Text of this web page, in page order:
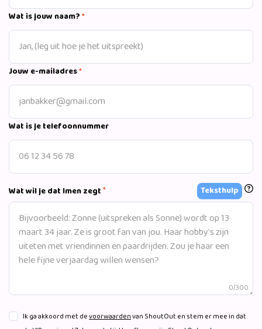
Wat is jouw naam?*
Jouw e-mailadres*
Wat is je telefoonnummer
Wat wil je dat Imen zegt* Teksthulp
0/300
Ik ga akkoord met devoorwaardenvan ShoutOut en stem er mee in dat